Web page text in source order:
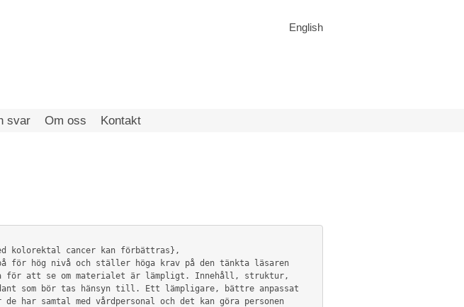
English
svar Om oss Kontakt
för att se om materialet är lämpligt. Innehåll, struktur,
som bör tas hänsyn till. Ett lämpligare, bättre anpassat
har samtal med vårdpersonal och det kan göra personen